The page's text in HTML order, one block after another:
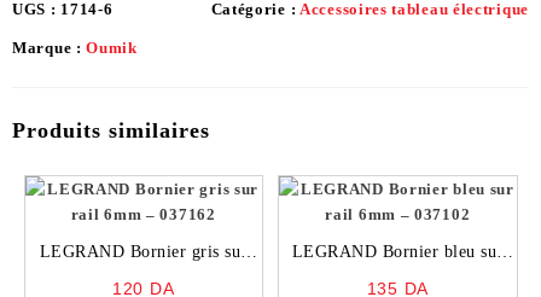
UGS : 1714-6 Catégorie : Accessoires tableau électrique
Marque :Oumik
Produits similaires
LEGRAND Bornier gris sur
120 DA
LEGRAND Bornier bleu sur
135 DA